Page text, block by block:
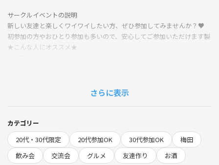
サークルイベントの説明
新しい友達と楽しくワイワイしたい方、ぜひ参加してみませんか？♥
初参加の方やおひとり参加も多いので、安心してご参加いただけます製
★こんな人にオススメ★
* 楽しいことが好きな方
10日（金）当日の流れ
待ち合わせ場所に集合（20:20）
さらに表示
カテゴリー
20代・30代限定
20代参加OK 30代参加OK
梅田
飲み会
交流会 グルメ 友達作り お酒